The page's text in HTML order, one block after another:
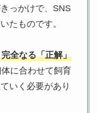
っかけで、SNS
たものです。
完全なる「正解」
に合わせて飼育
いく必要があり